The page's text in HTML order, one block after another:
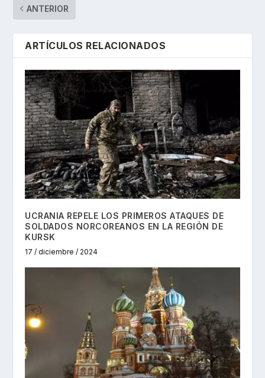
ANTERIOR
ARTÍCULOS RELACIONADOS
UCRANIA REPELE LOS PRIMEROS ATAQUES DE
SOLDADOS NORCOREANOS EN LA REGIÓN DE
KURSK
17 / diciembre / 2024